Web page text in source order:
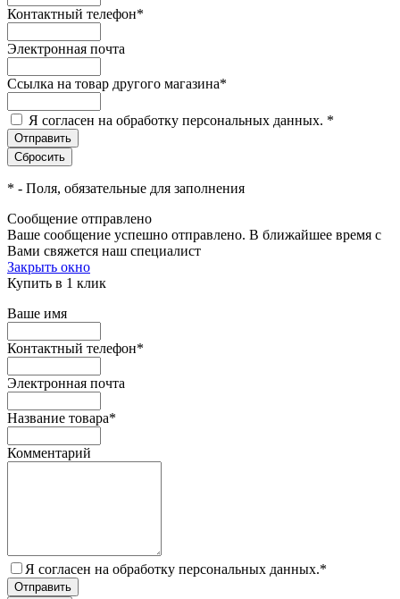
Контактный телефон*
Электронная почта
Ссылка на товар другого магазина*
Я согласен на обработку персональных данных. *
* - Поля, обязательные для заполнения
Сообщение отправлено
Ваше сообщение успешно отправлено. В ближайшее время с
Вами свяжется наш специалист
Закрыть окно
Купить в 1 клик
Ваше имя
Контактный телефон*
Электронная почта
Название товара*
Комментарий
Я согласен на обработку персональных данных.*